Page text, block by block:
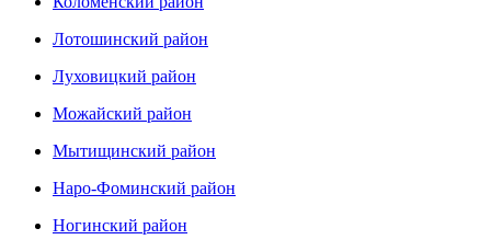
Лотошинский район
Луховицкий район
Можайский район
Мытищинский район
Наро-Фоминский район
Ногинский район